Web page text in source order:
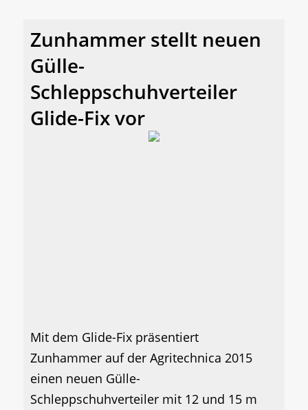
Zunhammer stellt neuen
Gülle-
Schleppschuhverteiler
Glide-Fix vor
Mit dem Glide-Fix präsentiert
Zunhammer auf der Agritechnica 2015
einen neuen Gülle-
Schleppschuhverteiler mit 12 und 15 m